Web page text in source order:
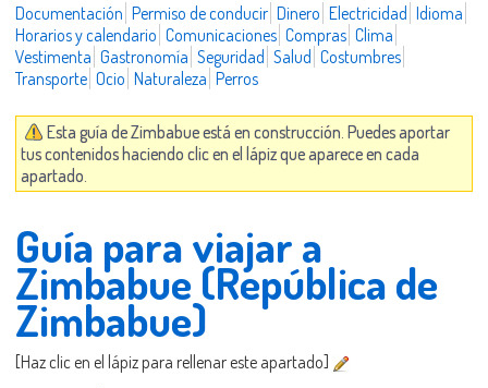
Documentación Permiso de conducir Dinero Electricidad Idioma
Horarios y calendario Comunicaciones Compras Clima
Vestimenta Gastronomía Seguridad Salud Costumbres
Transporte Ocio Naturaleza Perros
Esta guía de Zimbabue está en construcción. Puedes aportar
tus contenidos haciendo clic en el lápiz que aparece en cada
apartado.
Guía para viajar a
Zimbabue (República de
Zimbabue)
[Haz clic en el lápiz para rellenar este apartado]